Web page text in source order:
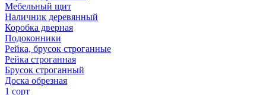
Мебельный щит
Наличник деревянный
Коробка дверная
Подоконники
Рейка, брусок строганные
Рейка строганная
Брусок строганный
Доска обрезная
1 сорт